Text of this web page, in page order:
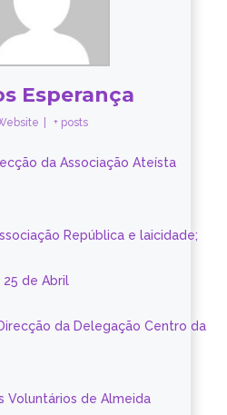
Esperança
+ posts
da Associação Ateísta
República e laicidade;
25 de Abril
da Delegação Centro da
Voluntários de Almeida